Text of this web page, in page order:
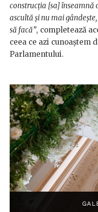
construcția [sa] înseamnă
ascultă și nu mai
să facă”, completează
ceea ce azi cunoaștem
Parlamentului.